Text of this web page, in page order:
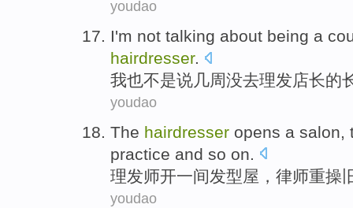
youdao
I'm not talking about being a
hairdresser.
我也不是说几周没去理发店长的
youdao
The hairdresser opens a salon
practice and so on
理发师开一间发型屋， 律师重操
youdao